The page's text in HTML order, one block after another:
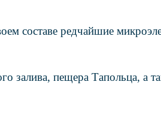
составе редчайшие
залива, пещера Тапольца, а